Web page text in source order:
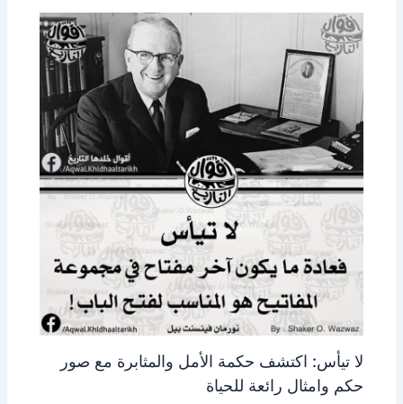
لا تيأس: اكتشف حكمة الأمل والمثابرة مع صور
حكم وامثال رائعة للحياة